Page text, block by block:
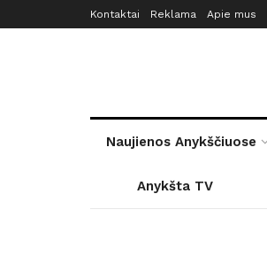
Kontaktai Reklama Apie mus
Naujienos Anykščiuose
Anykšta TV